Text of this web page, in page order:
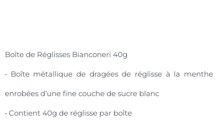
Boîte de Réglisses Bianconeri 40g
• Boîte métallique de dragées de réglisse à la menthe
enrobées d’une fine couche de sucre blanc
• Contient 40g de réglisse par boîte